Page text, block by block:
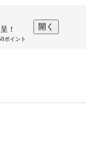
！
ポイント
開く